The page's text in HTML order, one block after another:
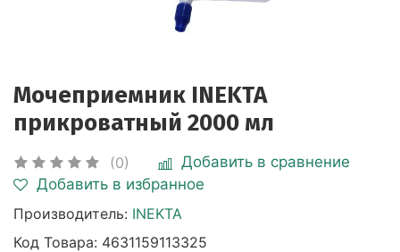
Мочеприемник INEKTA
прикроватный 2000 мл
(0)
Добавить в сравнение
Добавить в избранное
Производитель: INEKTA
Код Товара: 4631159113325